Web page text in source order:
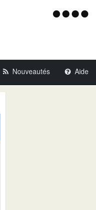
Menu
Nouveautés Aide